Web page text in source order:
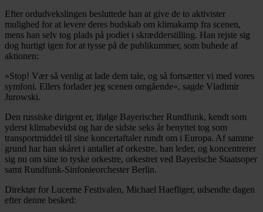
Efter ordudvekslingen besluttede han at give de to aktivister
mulighed for at levere deres budskab om klimakamp fra scenen,
mens han selv tog plads på podiet i skrædderstilling. Han rejste sig
dog hurtigt igen for at tysse på de publikummer, som buhede af
aktionen:
»Stop! Vær så venlig at lade dem tale, og så fortsætter vi med vores
symfoni. Ellers forlader jeg scenen omgående«, sagde Vladimir
Jurowski.
Den russiske dirigent er, ifølge Bayerischer Rundfunk, kendt som
yderst klimabevidst og har de sidste seks år benyttet tog som
transportmiddel til sine koncertaftaler rundt om i Europa. Af samme
grund har han skåret i antallet af orkestre, han leder, og koncentrerer
sig nu om sine to tyske orkestre, orkestret ved Bayerische Staatsoper
samt Rundfunk-Sinfonieorchester Berlin.
Direktør for Lucerne Festivalen, Michael Haefliger, udsendte dagen
efter denne besked: